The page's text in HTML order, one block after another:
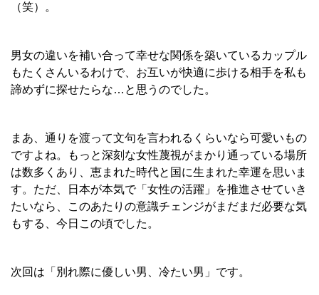
（笑）。
男女の違いを補い合って幸せな関係を築いているカップル
もたくさんいるわけで、お互いが快適に歩ける相手を私も
諦めずに探せたらな…と思うのでした。
まあ、通りを渡って文句を言われるくらいなら可愛いもの
ですよね。もっと深刻な女性蔑視がまかり通っている場所
は数多くあり、恵まれた時代と国に生まれた幸運を思いま
す。ただ、日本が本気で「女性の活躍」を推進させていき
たいなら、このあたりの意識チェンジがまだまだ必要な気
もする、今日この頃でした。
次回は「別れ際に優しい男、冷たい男」です。